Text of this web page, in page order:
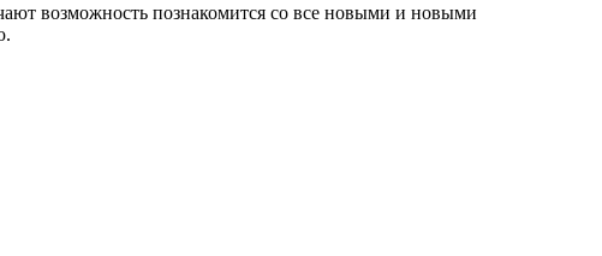
возможность познакомится со все новыми и новыми